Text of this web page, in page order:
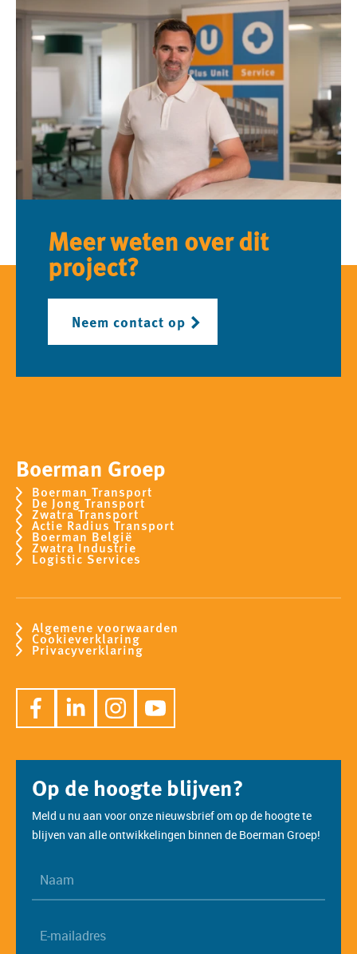
Meer weten over dit
project?
Neem contact op
Boerman Groep
Boerman Transport
De Jong Transport
Zwatra Transport
Actie Radius Transport
Boerman België
Zwatra Industrie
Logistic Services
Algemene voorwaarden
Cookieverklaring
Privacyverklaring
Op de hoogte blijven?
Meld u nu aan voor onze nieuwsbrief om op de hoogte te
blijven van alle ontwikkelingen binnen de Boerman Groep!